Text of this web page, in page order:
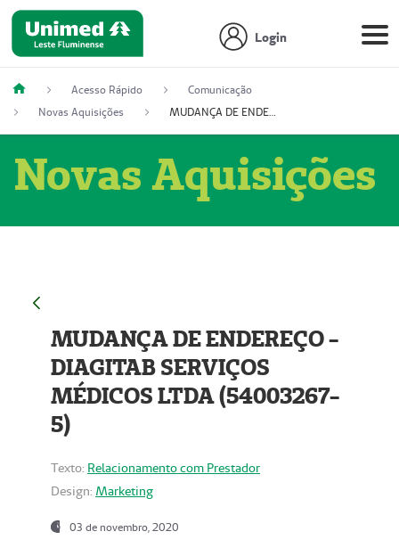
Login
Acesso Rápido
Comunicação
Novas Aquisições
MUDANÇA DE ENDEREÇO - DIAGITAB SERVIÇOS MÉDICOS LTDA (54003267-5)
Novas Aquisições
MUDANÇA DE ENDEREÇO -
DIAGITAB SERVIÇOS
MÉDICOS LTDA (54003267-
5)
Texto: Relacionamento com Prestador
Design: Marketing
03 de novembro, 2020